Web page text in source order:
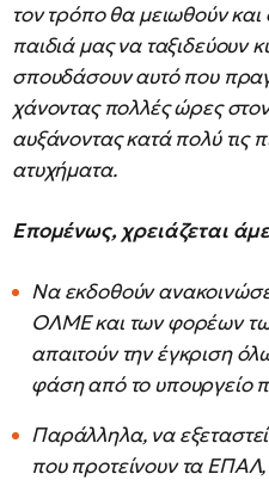
τον τρόπο θα μειωθούν και
παιδιά μας να ταξιδεύουν
σπουδάσουν αυτό που
χάνοντας πολλές ώρες
αυξάνοντας κατά πολύ τις
ατυχήματα.
Επομένως, χρειάζεται
Να εκδοθούν
ΟΛΜΕ και των φορέων
απαιτούν την έγκριση
φάση από το υπουργείο
Παράλληλα, να
που προτείνουν τα